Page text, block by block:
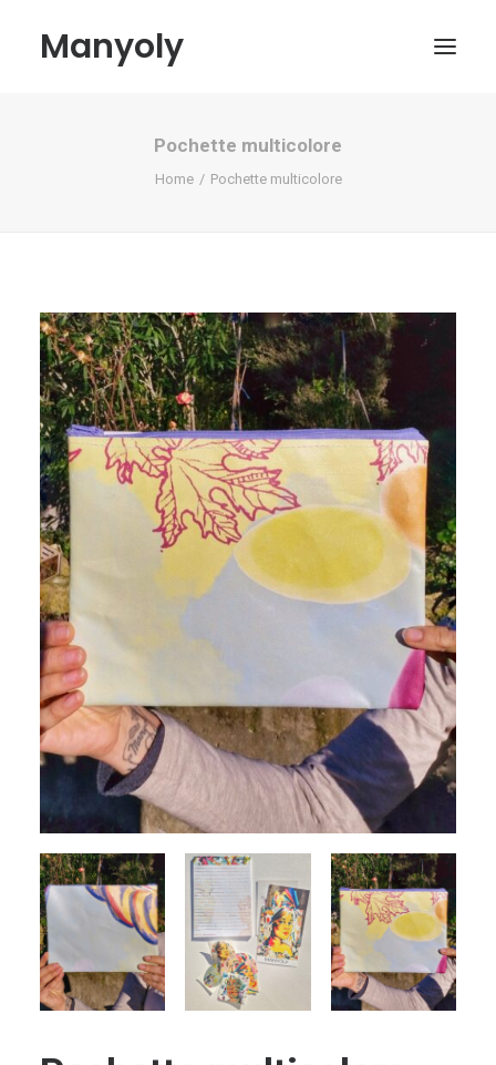
Manyoly
Boutique
Contact
My account
Search
Cart
Pochette multicolore
Home Pochette multicolore